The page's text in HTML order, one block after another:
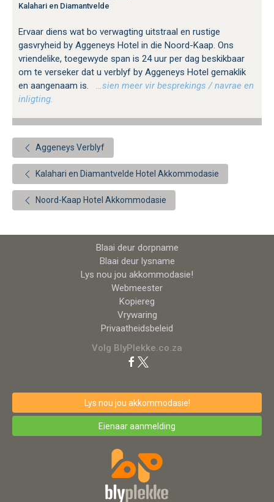
Kalahari en Diamantvelde
Ervaar diens wat bo verwagting uitstraal en rustige
gasvryheid by Aggeneys Hotel in die Noord-Kaap. Ons
vriendelike, toegewyde span is 24 uur per dag beskikbaar
om te verseker dat u verblyf by Aggeneys Hotel gemaklik
en aangenaam is.
…sien meer vir besprekings / navrae en
inligting.
Aggeneys Verblyf
Kalahari en Diamantvelde Hotel Akkommodasie
Noord-Kaap Hotel Akkommodasie
Blaai deur dorpname
Blaai deur lysname
Lys nou jou akkommodasie!
Webmeester
Kopiereg
Vrywaring
Privaatheidsbeleid
Volg BlyPlekke.co.za
Lys nou jou akkommodasie!
Eienaar aanmelding